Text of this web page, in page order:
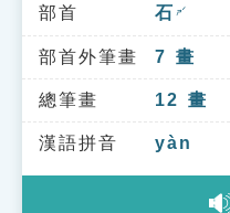
索引選單
知識索引
單字索引
生命大百科索引
部首 石 ㄕˊ
部首外筆畫 7 畫
總筆畫 12 畫
漢語拼音 yàn